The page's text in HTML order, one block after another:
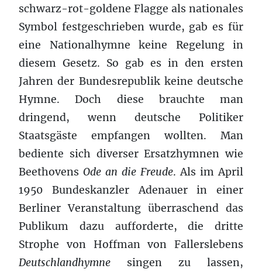
schwarz-rot-goldene Flagge als nationales
Symbol festgeschrieben wurde, gab es für
eine Nationalhymne keine Regelung in
diesem Gesetz. So gab es in den ersten
Jahren der Bundesrepublik keine deutsche
Hymne. Doch diese brauchte man
dringend, wenn deutsche Politiker
Staatsgäste empfangen wollten. Man
bediente sich diverser Ersatzhymnen wie
Beethovens Ode an die Freude. Als im April
1950 Bundeskanzler Adenauer in einer
Berliner Veranstaltung überraschend das
Publikum dazu aufforderte, die dritte
Strophe von Hoffman von Fallerslebens
Deutschlandhymne singen zu lassen,